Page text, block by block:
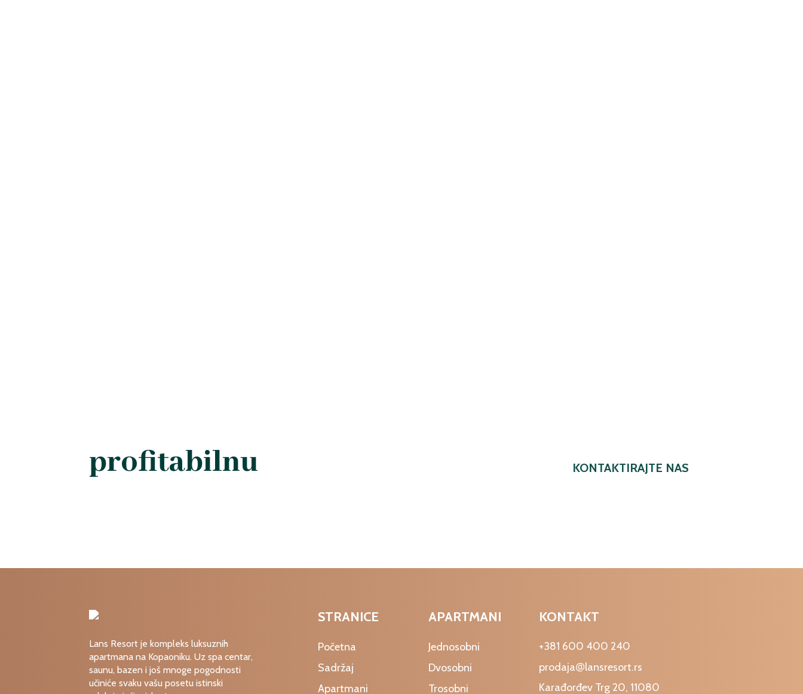
profitabilnu
KONTAKTIRAJTE NAS
Lans Resort je kompleks luksuznih
apartmana na Kopaoniku. Uz spa centar,
saunu, bazen i još mnoge pogodnosti
učiniće svaku vašu posetu istinski
STRANICE
Početna
Sadržaj
Apartmani
APARTMANI
Jednosobni
Dvosobni
Trosobni
KONTAKT
+381 600 400 240
prodaja@lansresort.rs
Karađorđev Trg 20, 11080